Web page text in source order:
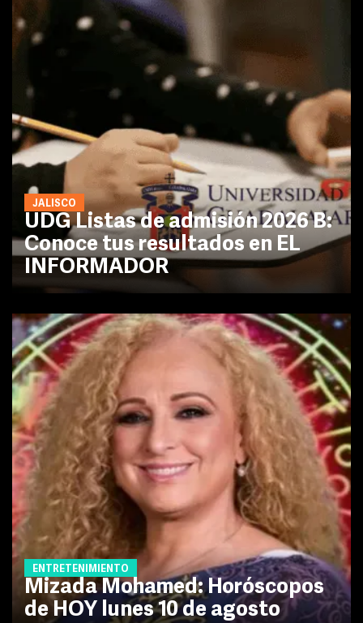
JALISCO
UDG Listas de admisión 2026 B:
Conoce tus resultados en EL
INFORMADOR
ENTRETENIMIENTO
Mizada Mohamed: Horóscopos
de HOY lunes 10 de agosto